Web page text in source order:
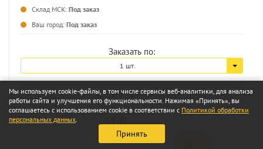
Склад МСК: Под заказ
Ваш город: Под заказ
Заказать по:
1 шт.
35
Мы используем cookie-файлы, в том числе сервисы веб-аналитики, для анализа
работы сайта и улучшения его функциональности. Нажимая «Принять», вы
соглашаетесь с использованием cookie в соответствии с Политикой обработки
персональных данных.
Принять